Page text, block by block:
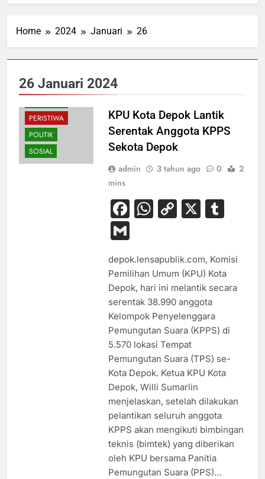
Home 2024 Januari 26
26 Januari 2024
HUKUM
PERISTIWA
POLITIK
SOSIAL
KPU Kota Depok Lantik
Serentak Anggota KPPS
Sekota Depok
admin 3 tahun ago 0
2
mins
Facebook
WhatsApp
Copy
X
Gmail
depok.lensapublik.com, Komisi
Pemilihan Umum (KPU) Kota
Depok, hari ini melantik secara
serentak 38.990 anggota
Kelompok Penyelenggara
Pemungutan Suara (KPPS) di
5.570 lokasi Tempat
Pemungutan Suara (TPS) se-
Kota Depok. Ketua KPU Kota
Depok, Willi Sumarlin
menjelaskan, setelah dilakukan
pelantikan seluruh anggota
KPPS akan mengikuti bimbingan
teknis (bimtek) yang diberikan
oleh KPU bersama Panitia
Pemungutan Suara (PPS)…